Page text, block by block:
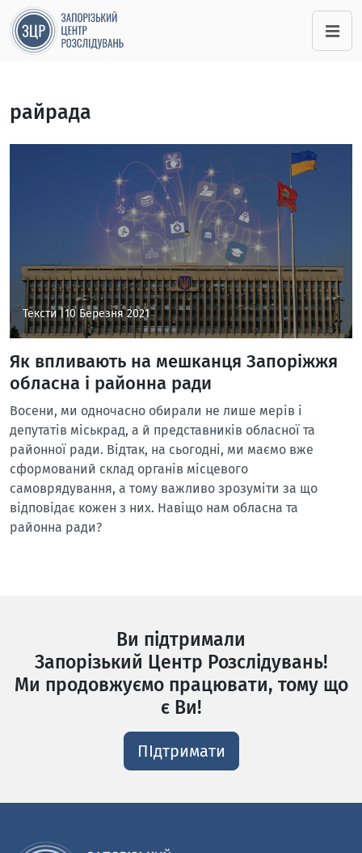
райрада
Тексти | 10 Березня 2021
Як впливають на мешканця Запоріжжя
обласна і районна ради
Восени, ми одночасно обирали не лише мерів і
депутатів міськрад, а й представників обласної та
районної ради. Відтак, на сьогодні, ми маємо вже
сформований склад органів місцевого
самоврядування, а тому важливо зрозуміти за що
відповідає кожен з них. Навіщо нам обласна та
районна ради?
Ви підтримали
Запорізький Центр Розслідувань!
Ми продовжуємо працювати, тому що
є Ви!
ПІдтримати